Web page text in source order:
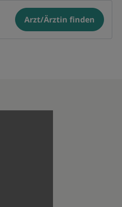
Arzt/Ärztin finden